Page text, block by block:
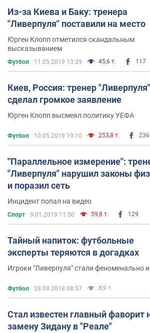
Из-за Киева и Баку: тренера
"Ливерпуля" поставили на место
Юрген Клопп отметился скандальным
высказыванием
Футбол 11.05.2019 13:39 45,6 т. 117
Киев, Россия: тренер "Ливерпуля"
сделал громкое заявление
Юрген Клопп высмеял политику УЕФА
Футбол 10.05.2019 19:10 253,8 т. 236
''Параллельное измерение'':
"Ливерпуля" нарушил законы
и поразил сеть
Инцидент попал на видео
Спорт 9.01.2019 11:50 59,8 т. 129
Тайный напиток: футбольные
эксперты теряются в догадках
Игроки "Ливерпуля" стали феноменально
Футбол 28.09.2018 08:57 8,9 т.
Стал известен главный фаворит
замену Зидану в "Реале"